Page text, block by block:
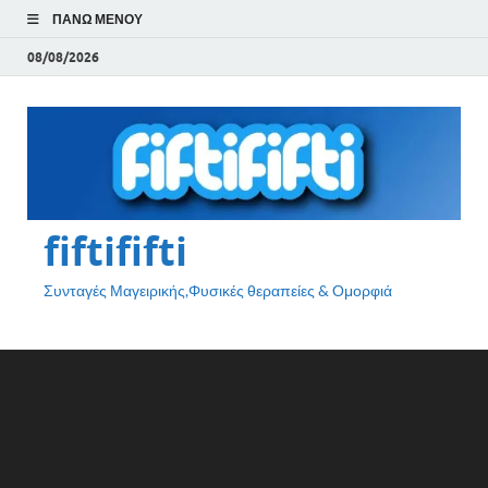
ΠΆΝΩ ΜΕΝΟΎ
08/08/2026
fiftififti
Συνταγές Μαγειρικής,Φυσικές θεραπείες & Ομορφιά